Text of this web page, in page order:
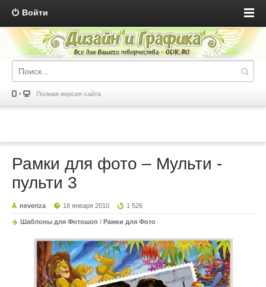
Войти
Полная версия сайта
Рамки для фото – Мульти -
пульти 3
neveriza 18 января 2010 1 526
Шаблоны для Фотошоп / Рамки для Фото